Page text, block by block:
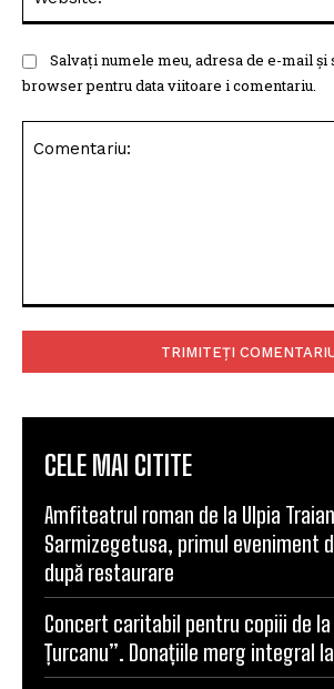
Salvați numele meu, adresa de e-mail
browser pentru data viitoare i comentariu.
CELE MAI CITITE
Amfiteatrul roman de la Ulpia
Sarmizegetusa, primul eveniment
după restaurare
Concert caritabil pentru copiii de la
Țurcanu”. Donațiile merg integral